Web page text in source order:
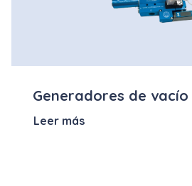
Generadores de
Leer más